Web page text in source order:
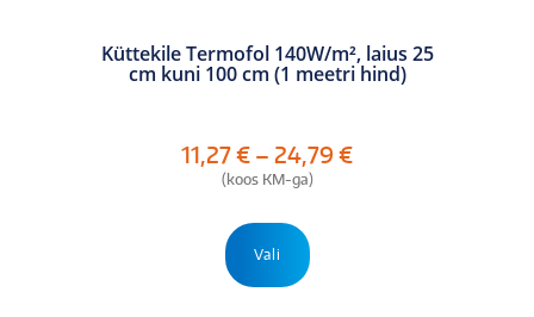
Küttekile Termofol 140W/m², laius 25
cm kuni 100 cm (1 meetri hind)
11,27€ – 24,79 €Hinnavahemik:
(koos KM-ga)
Vali
tootel